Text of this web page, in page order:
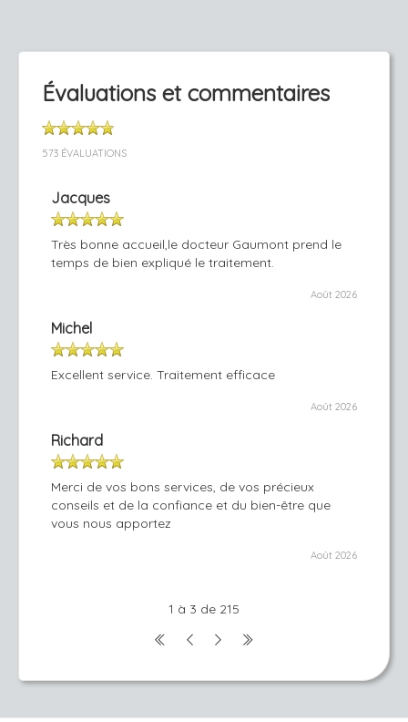
Évaluations et commentaires
573 ÉVALUATIONS
Jacques
Très bonne accueil,le docteur Gaumont prend le
temps de bien expliqué le traitement.
Août 2026
Michel
Excellent service. Traitement efficace
Août 2026
Richard
Merci de vos bons services, de vos précieux
conseils et de la confiance et du bien-être que
vous nous apportez
Août 2026
1 à 3 de 215